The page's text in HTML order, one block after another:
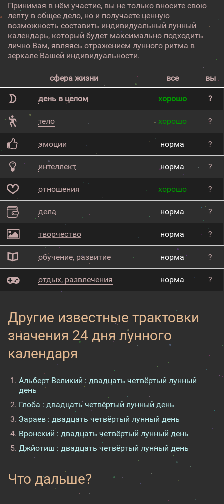
Принимая в нём участие, вы не только вносите свою
лепту в общее дело, но и получаете ценную
возможность составить индивидуальный лунный
календарь, который будет максимально подходить
лично Вам, являясь отражением лунного ритма в
зеркале Вашей индивидуальности.
сфера жизни все вы
день в целом хорошо ?
тело хорошо ?
эмоции норма ?
интеллект норма ?
отношения хорошо ?
дела норма ?
творчество норма ?
обучение, развитие норма ?
отдых, развлечения норма ?
Другие известные трактовки
значения 24 дня лунного
календаря
Альберт Великий : двадцать четвёртый лунный
день
Глоба : двадцать четвёртый лунный день
Зараев : двадцать четвёртый лунный день
Вронский : двадцать четвёртый лунный день
Джйотиш : двадцать четвёртый лунный день
Что дальше?